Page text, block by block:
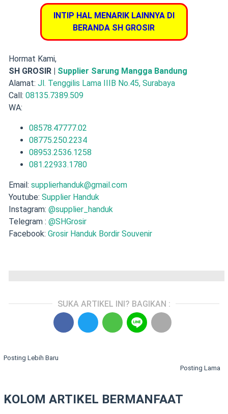
INTIP HAL MENARIK LAINNYA DI
BERANDA SH GROSIR
Hormat Kami,
SH GROSIR | Supplier Sarung Mangga Bandung
Alamat: Jl. Tenggilis Lama IIIB No.45, Surabaya
Call: 08135.7389.509
WA:
08578.47777.02
08775.250.2234
08953.2536.1258
081.22933.1780
Email: supplierhanduk@gmail.com
Youtube: Supplier Handuk
Instagram: @supplier_handuk
Telegram : @SHGrosir
Facebook: Grosir Handuk Bordir Souvenir
SUKA ARTIKEL INI? BAGIKAN :
Posting Lebih Baru
Posting Lama
KOLOM ARTIKEL BERMANFAAT